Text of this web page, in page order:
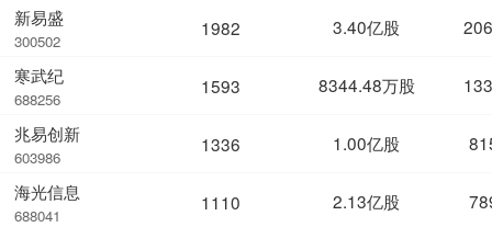
新易盛
300502
寒武纪
688256
兆易创新
603986
海光信息
688041
1982 3.40亿股
1593 8344.48万股
1336 1.00亿股
1110 2.13亿股